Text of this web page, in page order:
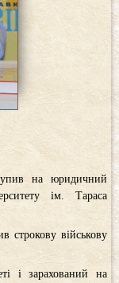
на юридичний
ім. Тараса
строкову військову
і зарахований на